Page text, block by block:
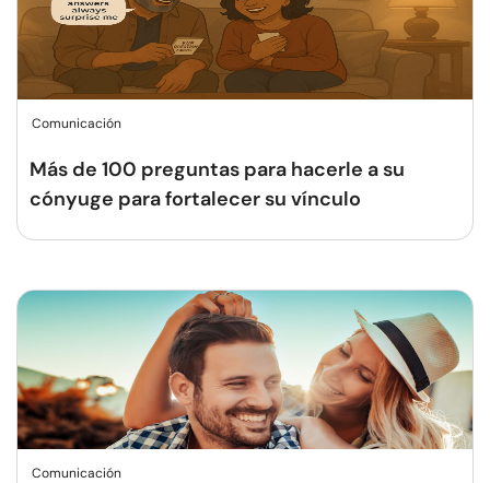
Comunicación
Más de 100 preguntas para hacerle a su
cónyuge para fortalecer su vínculo
Comunicación